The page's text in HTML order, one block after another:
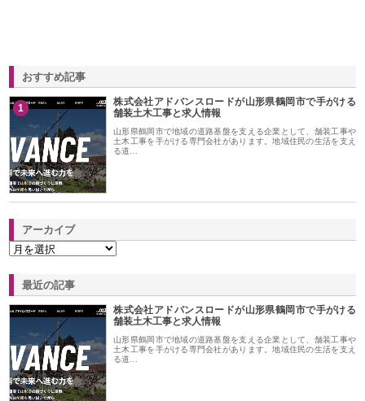
おすすめ記事
1
株式会社アドバンスロードが山形県鶴岡市で手がける
舗装土木工事と求人情報
山形県鶴岡市で地域の道路基盤を支える企業として、舗装工事や
土木工事を手がける専門会社があります。地域住民の生活を支え
る道…
アーカイブ
最近の記事
株式会社アドバンスロードが山形県鶴岡市で手がける
舗装土木工事と求人情報
山形県鶴岡市で地域の道路基盤を支える企業として、舗装工事や
土木工事を手がける専門会社があります。地域住民の生活を支え
る道…